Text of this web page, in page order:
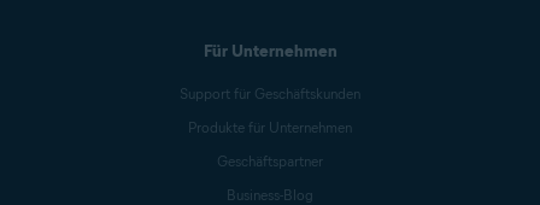
Für Unternehmen
Support für Geschäftskunden
Produkte für Unternehmen
Geschäftspartner
Business-Blog